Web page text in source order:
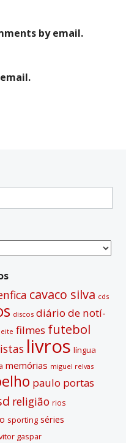
by email.
cavaco silva cds
discos diário de notí­
filmes futebol
livros lí­ngua
memórias miguel relvas
paulo portas
religião rios
sporting séries
gaspar